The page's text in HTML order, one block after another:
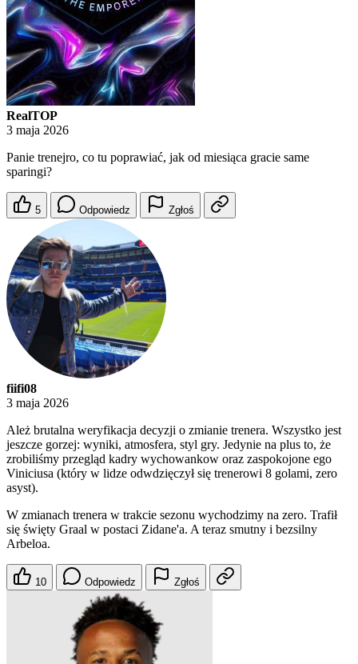
RealTOP
3 maja 2026
Panie trenejro, co tu poprawiać, jak od miesiąca gracie same
sparingi?
5 Odpowiedz Zgłoś
fiifi08
3 maja 2026
Ależ brutalna weryfikacja decyzji o zmianie trenera. Wszystko jest
jeszcze gorzej: wyniki, atmosfera, styl gry. Jedynie na plus to, że
zrobiliśmy przegląd kadry wychowankow oraz zaspokojone ego
Viniciusa (który w lidze odwdzięczył się trenerowi 8 golami, zero
asyst).
W zmianach trenera w trakcie sezonu wychodzimy na zero. Trafił
się święty Graal w postaci Zidane'a. A teraz smutny i bezsilny
Arbeloa.
10 Odpowiedz Zgłoś